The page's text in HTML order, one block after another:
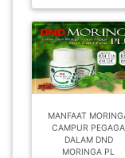
MANFAAT
CAMPUR PEGAGA
DALAM DND
MORINGA PL